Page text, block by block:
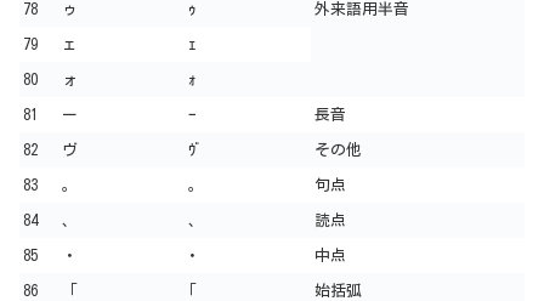
外来語用半音
78 ゥ ｩ
79 ェ ｪ
80 ォ ｫ
81 ー ｰ 長音
82 ヴ ｳﾞ その他
83 。 ｡ 句点
84 、 ､ 読点
85 ・ ･ 中点
86 始括弧